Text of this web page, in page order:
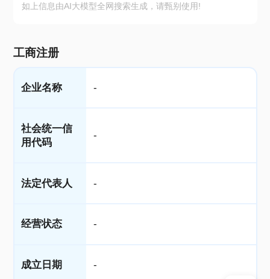
如上信息由AI大模型全网搜索生成，请甄别使用!
工商注册
企业名称 -
社会统一信
用代码
-
法定代表人 -
经营状态 -
成立日期 -